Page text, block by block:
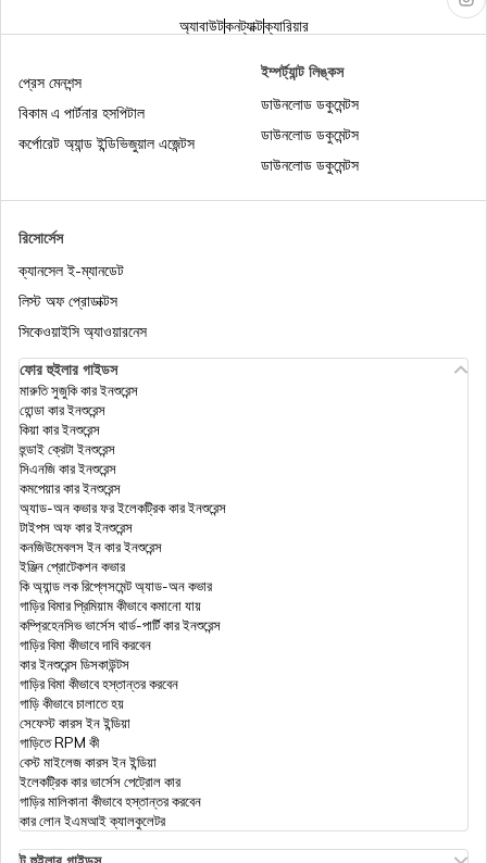
3 বছরের জন্য টু-হুইলার ইন্স্যুরেন্স
কম্প্রিহেন্সিভ বনাম থার্ড পার্টি বাইক ইন্স্যুরেন্স
বাইক ইন্স্যুরেন্স তুলনা করুন
থার্ড পার্টি বাইক ইন্স্যুরেন্সের মূল্য
অ্যাবাউটকনট্যাক্টক্যারিয়ার
রিসোর্সেস
ক্যানসেল ই-ম্যানডেট
লিস্ট অফ প্রোডাক্টস
সিকেওয়াইসি অ্যাওয়ারনেস
প্রেস মেনশন্স
বিকাম এ পার্টনার হসপিটাল
কর্পোরেট অ্যান্ড ইন্ডিভিজুয়াল এজেন্টস
ইম্পর্ট্যান্ট লিঙ্কস
ডাউনলোড ডকুমেন্টস
ডাউনলোড ডকুমেন্টস
ডাউনলোড ডকুমেন্টস
ফোর হুইলার গাইডস
মারুতি সুজুকি কার ইনশুরেন্স
হোন্ডা কার ইনশুরেন্স
কিয়া কার ইনশুরেন্স
হুন্ডাই ক্রেটা ইনশুরেন্স
সিএনজি কার ইনশুরেন্স
কমপেয়ার কার ইনশুরেন্স
অ্যাড-অন কভার ফর ইলেকট্রিক কার ইনশুরেন্স
টাইপস অফ কার ইনশুরেন্স
কনজিউমেবলস ইন কার ইনশুরেন্স
ইঞ্জিন প্রোটেকশন কভার
কি অ্যান্ড লক রিপ্লেসমেন্ট অ্যাড-অন কভার
গাড়ির বিমার প্রিমিয়াম কীভাবে কমানো যায়
কম্প্রিহেনসিভ ভার্সেস থার্ড-পার্টি কার ইনশুরেন্স
গাড়ির বিমা কীভাবে দাবি করবেন
কার ইনশুরেন্স ডিসকাউন্টস
গাড়ির বিমা কীভাবে হস্তান্তর করবেন
গাড়ি কীভাবে চালাতে হয়
সেফেস্ট কারস ইন ইন্ডিয়া
গাড়িতে RPM কী
বেস্ট মাইলেজ কারস ইন ইন্ডিয়া
ইলেকট্রিক কার ভার্সেস পেট্রোল কার
গাড়ির মালিকানা কীভাবে হস্তান্তর করবেন
কার লোন ইএমআই ক্যালকুলেটর